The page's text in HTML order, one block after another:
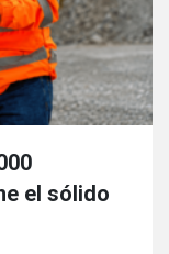
el sólido